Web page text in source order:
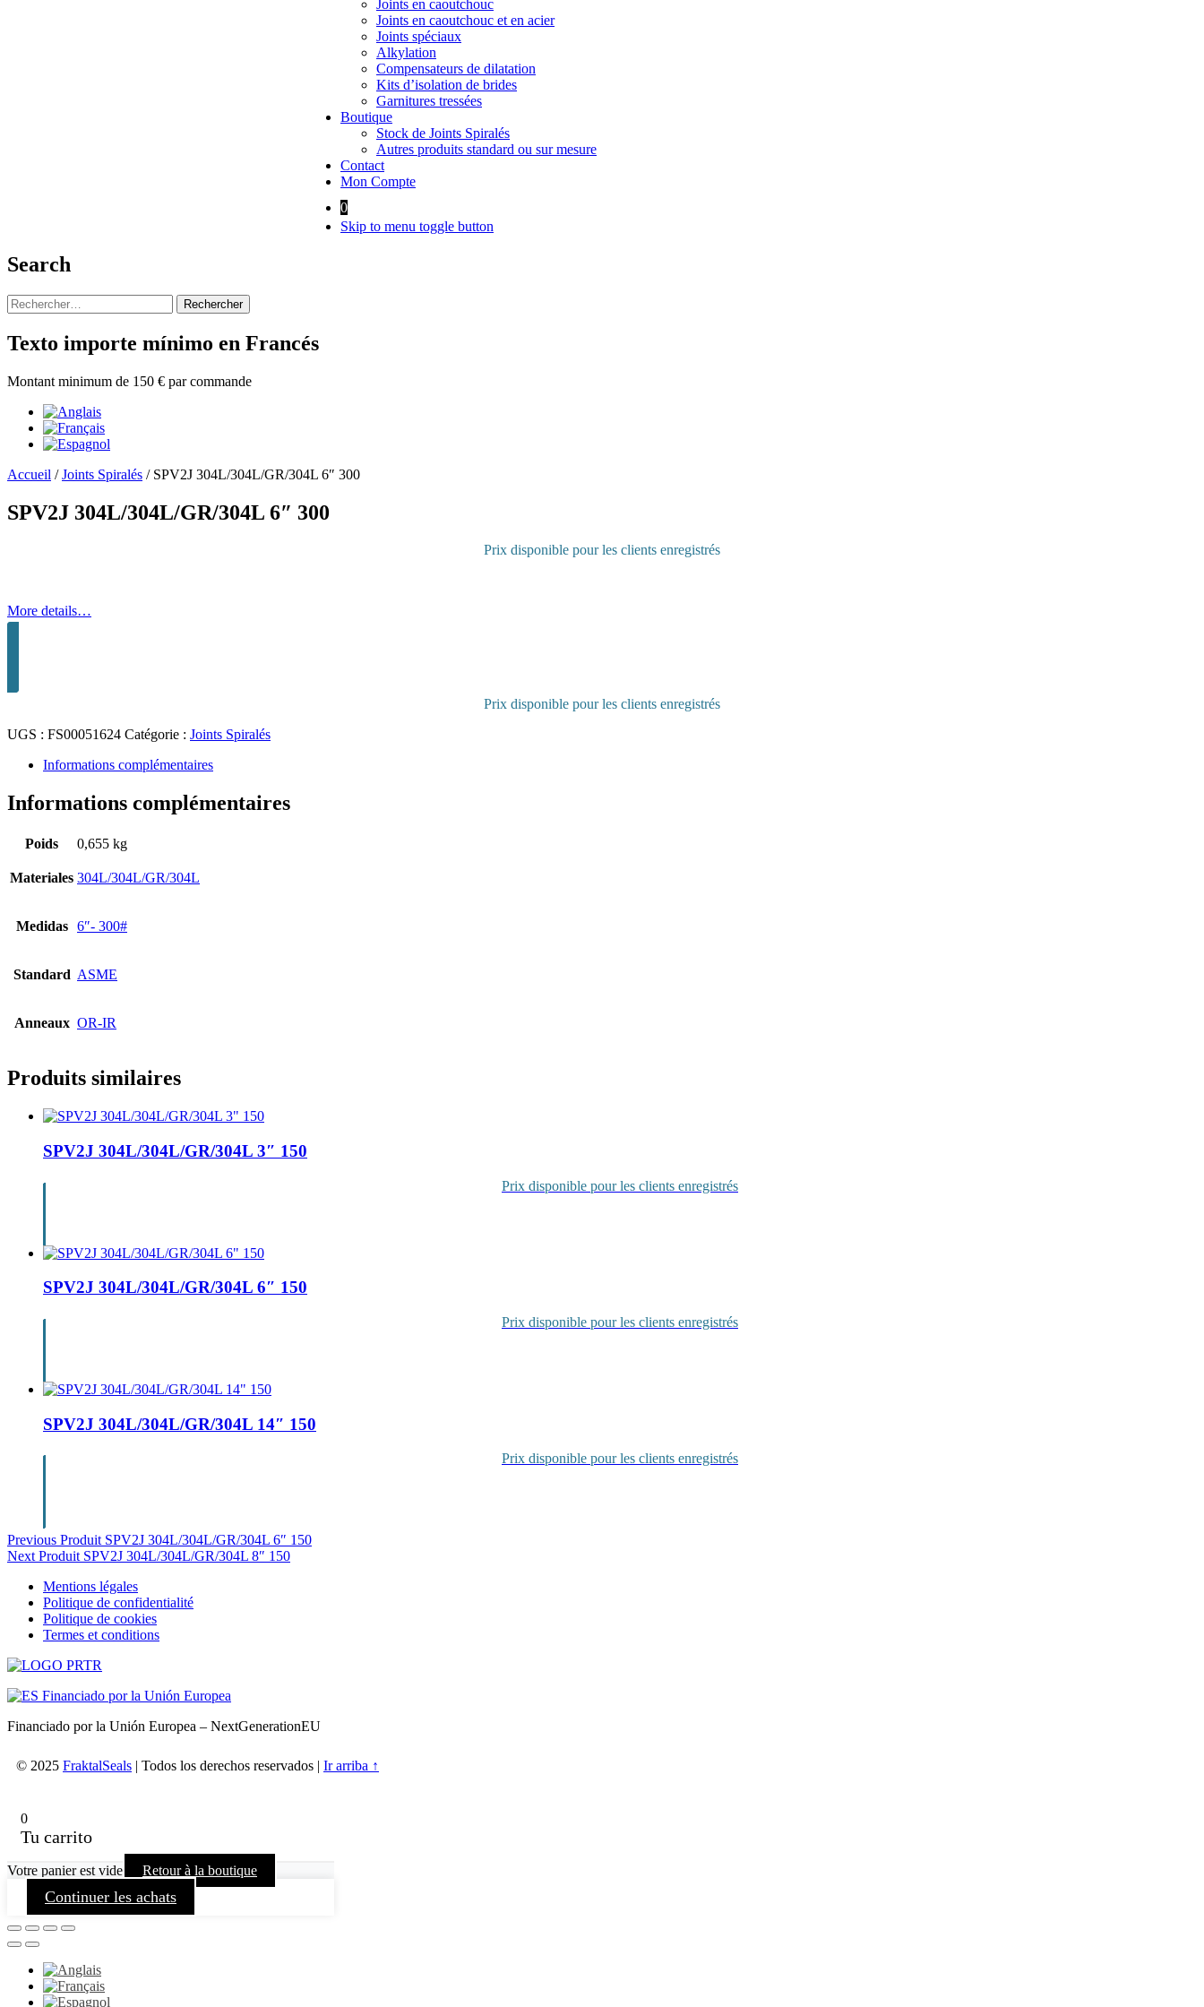
Joints en caoutchouc
Joints en caoutchouc et en acier
Joints spéciaux
Alkylation
Compensateurs de dilatation
Kits d’isolation de brides
Garnitures tressées
Boutique
Stock de Joints Spiralés
Autres produits standard ou sur mesure
Contact
Mon Compte
0
Skip to menu toggle button
Search
Rechercher :
Texto importe mínimo en Francés
Montant minimum de 150 € par commande
Accueil /Joints Spiralés / SPV2J 304L/304L/GR/304L 6″ 300
SPV2J 304L/304L/GR/304L 6″ 300
Prix disponible pour les clients enregistrés
More details…
Prix disponible pour les clients enregistrés
UGS : FS00051624 Catégorie : Joints Spiralés
Informations complémentaires
Informations complémentaires
Poids 0,655 kg
Materiales 304L/304L/GR/304L
Medidas 6″- 300#
Standard ASME
Anneaux OR-IR
Produits similaires
SPV2J 304L/304L/GR/304L 3″ 150
Prix disponible pour les clients enregistrés
SPV2J 304L/304L/GR/304L 6″ 150
Prix disponible pour les clients enregistrés
SPV2J 304L/304L/GR/304L 14″ 150
Prix disponible pour les clients enregistrés
Navigation
de
l’article
Previous Produit SPV2J 304L/304L/GR/304L 6″ 150
Next Produit SPV2J 304L/304L/GR/304L 8″ 150
Mentions légales
Politique de confidentialité
Politique de cookies
Termes et conditions
Financiado por la Unión Europea – NextGenerationEU
© 2025 FraktalSeals | Todos los derechos reservados | Ir arriba ↑
0
Tu carrito
Votre panier est vide Retour à la boutique
Continuer les achats